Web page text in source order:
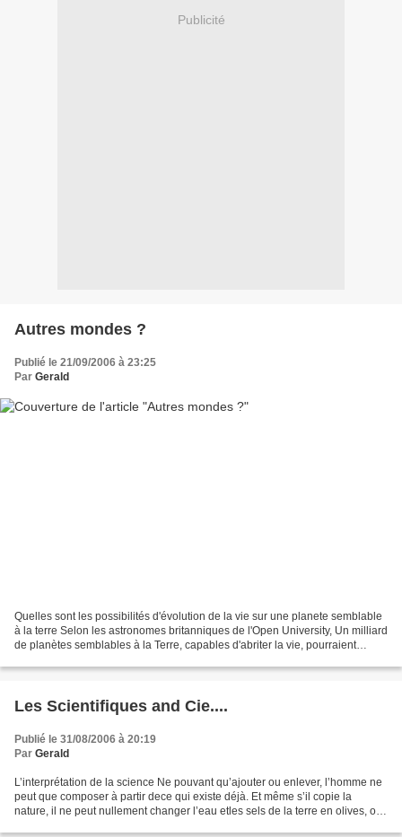
Publicité
Autres mondes ?
Publié le 21/09/2006 à 23:25
Par Gerald
Quelles sont les possibilités d'évolution de la vie sur une planete semblable
à la terre Selon les astronomes britanniques de l'Open University, Un milliard
de planètes semblables à la Terre, capables d'abriter la vie, pourraient
Les Scientifiques and Cie....
Publié le 31/08/2006 à 20:19
Par Gerald
L’interprétation de la science Ne pouvant qu’ajouter ou enlever, l’homme ne
peut que composer à partir dece qui existe déjà. Et même s’il copie la
nature, il ne peut nullement changer l’eau etles sels de la terre en olives, ou